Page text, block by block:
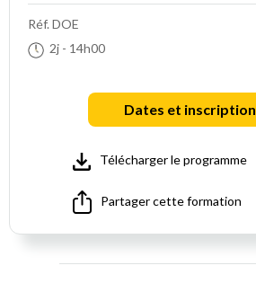
Réf.DOE
2j - 14h00
Dates et inscription
Télécharger le programme
Partager cette formation